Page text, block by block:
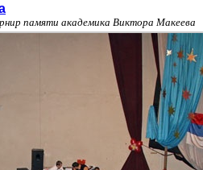
памяти академика Виктора Макеева